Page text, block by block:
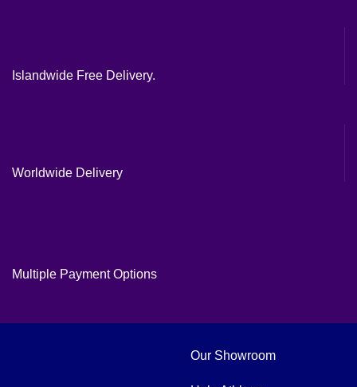
Islandwide Free Delivery.
Worldwide Delivery
Multiple Payment Options
Our Showroom